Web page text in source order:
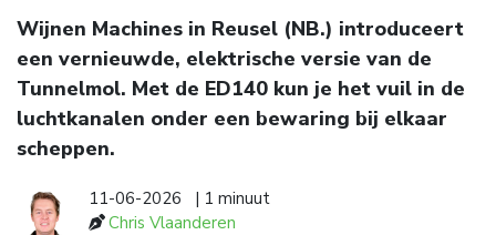
Wijnen Machines in Reusel (NB.) introduceert
een vernieuwde, elektrische versie van de
Tunnelmol. Met de ED140 kun je het vuil in de
luchtkanalen onder een bewaring bij elkaar
scheppen.
11-06-2026
| 1 minuut
Chris Vlaanderen